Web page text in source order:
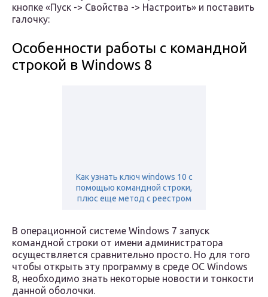
кнопке «Пуск -> Свойства -> Настроить» и поставить
галочку:
Особенности работы с командной
строкой в Windows 8
Как узнать ключ windows 10 с
помощью командной строки,
плюс еще метод с реестром
В операционной системе Windows 7 запуск
командной строки от имени администратора
осуществляется сравнительно просто. Но для того
чтобы открыть эту программу в среде ОС Windows
8, необходимо знать некоторые новости и тонкости
данной оболочки.